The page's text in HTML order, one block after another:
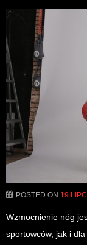
POSTED ON 19
Wzmocnienie nóg
sportowców, jak i